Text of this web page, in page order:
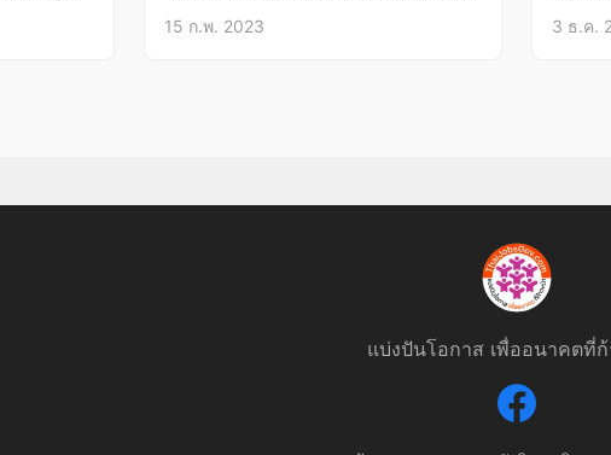
เงียบๆ คนเดียวไม่ได้หรอ?
15 ก.พ. 2023
บาป?
3 ธ.ค.
แบ่งปันโอกาส เพื่ออนาคตที่